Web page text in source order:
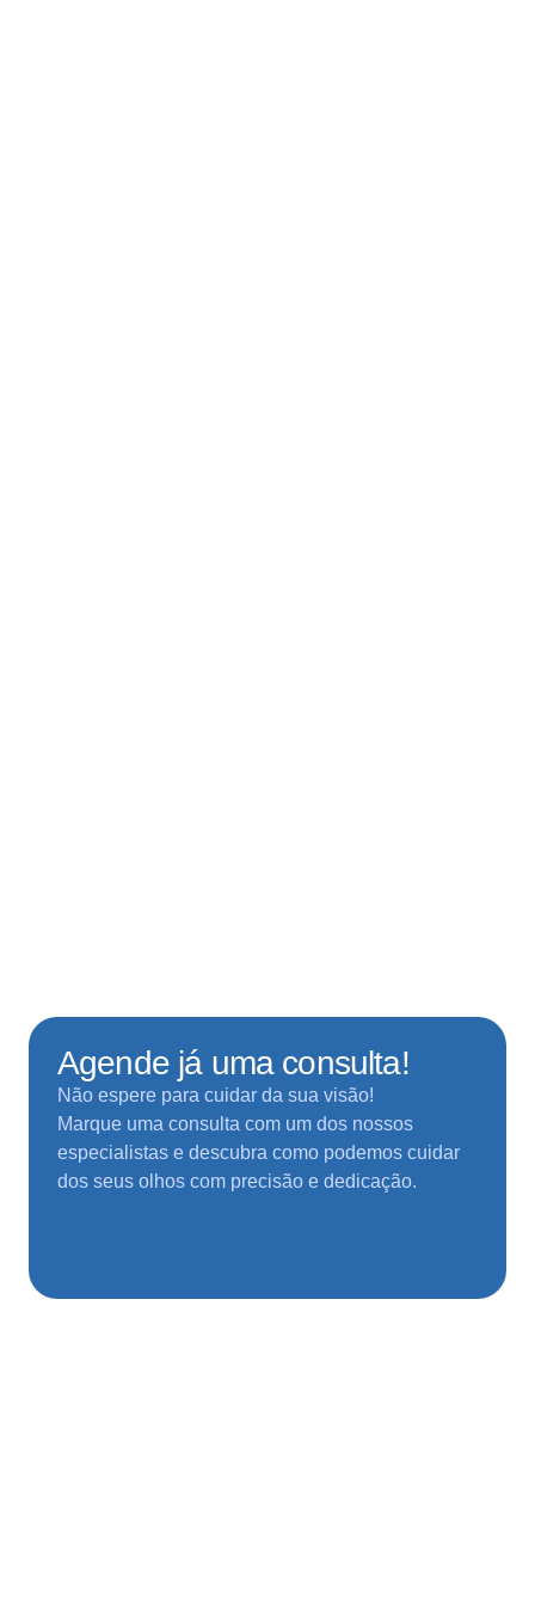
Agende já uma consulta!
Não espere para cuidar da sua visão!
Marque uma consulta com um dos nossos
especialistas e descubra como podemos cuidar
dos seus olhos com precisão e dedicação.